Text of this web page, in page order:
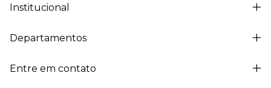
Institucional
Departamentos
Entre em contato